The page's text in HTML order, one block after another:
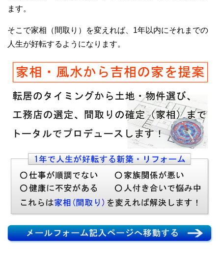
ます。
そこで家相（間取り）を変えれば、1年以内にそれまでの
人生が好転するようになります。